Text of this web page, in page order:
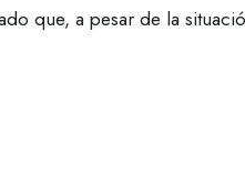
que, a pesar de la